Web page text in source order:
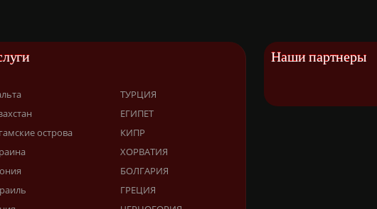
острова
ТУРЦИЯ
ЕГИПЕТ
КИПР
ХОРВАТИЯ
БОЛГАРИЯ
ГРЕЦИЯ
Наши партнеры